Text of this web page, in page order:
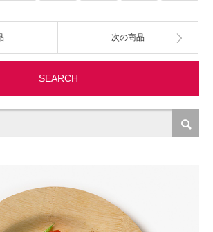
次の商品
SEARCH